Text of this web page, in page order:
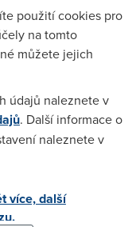
vše bez
jsou klamné nebo
foto k filmu, ale
stránek, které k
a jsou do jisté míry
krácením
použití cookies pro
na tomto
můžete jejich
údajů naleznete v
. Další informace o
naleznete v
více, další